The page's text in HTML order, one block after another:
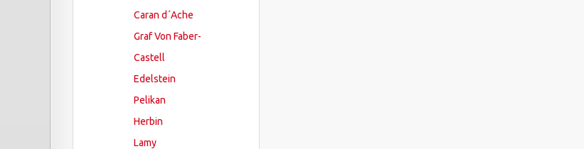
Caran d´Ache
Graf Von Faber-
Castell
Edelstein
Pelikan
Herbin
Lamy